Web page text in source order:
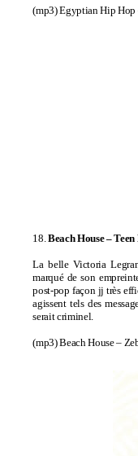
(mp3)Egyptian Hip Hop
18.Beach House –Teen
La belle Victoria
marqué de son
post-pop façon jj très
agissent tels des
serait criminel.
(mp3)Beach House –